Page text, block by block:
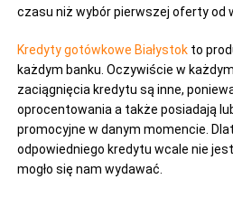
czasu niż wybór pierwszej oferty od
Kredyty gotówkowe Białystok to
każdym banku. Oczywiście w
zaciągnięcia kredytu są inne,
oprocentowania a także posiadają
promocyjne w danym momencie.
odpowiedniego kredytu wcale nie
mogło się nam wydawać.